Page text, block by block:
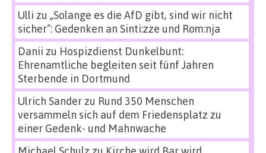
Ulli zu „Solange es die AfD gibt, sind wir nicht
sicher“: Gedenken an Sinti:zze und Rom:nja
Danii zu Hospizdienst Dunkelbunt:
Ehrenamtliche begleiten seit fünf Jahren
Sterbende in Dortmund
Ulrich Sanderzu Rund 350 Menschen
versammeln sich auf dem Friedensplatz zu
einer Gedenk- und Mahnwache